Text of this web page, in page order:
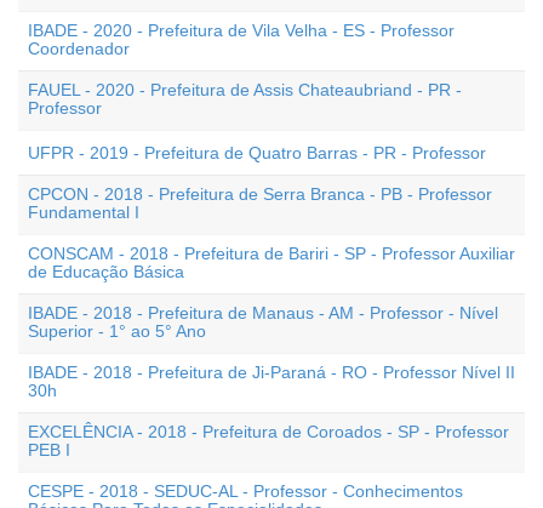
IBADE - 2020 - Prefeitura de Vila Velha - ES - Professor
Coordenador
FAUEL - 2020 - Prefeitura de Assis Chateaubriand - PR -
Professor
UFPR - 2019 - Prefeitura de Quatro Barras - PR - Professor
CPCON - 2018 - Prefeitura de Serra Branca - PB - Professor
Fundamental I
CONSCAM - 2018 - Prefeitura de Bariri - SP - Professor Auxiliar
de Educação Básica
IBADE - 2018 - Prefeitura de Manaus - AM - Professor - Nível
Superior - 1° ao 5° Ano
IBADE - 2018 - Prefeitura de Ji-Paraná - RO - Professor Nível II
30h
EXCELÊNCIA - 2018 - Prefeitura de Coroados - SP - Professor
PEB I
CESPE - 2018 - SEDUC-AL - Professor - Conhecimentos